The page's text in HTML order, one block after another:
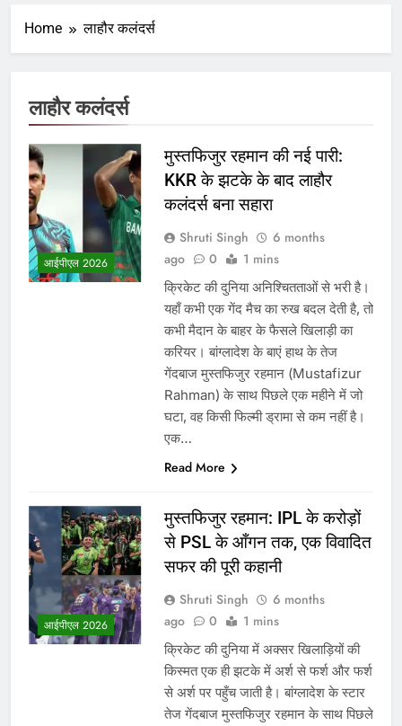
Home लाहौर कलंदर्स
लाहौर कलंदर्स
आईपीएल 2026
मुस्तफिजुर रहमान की नई पारी:
KKR के झटके के बाद लाहौर
कलंदर्स बना सहारा
Shruti Singh
6 months
ago
0 1 mins
क्रिकेट की दुनिया अनिश्चितताओं से भरी है।
यहाँ कभी एक गेंद मैच का रुख बदल देती है, तो
कभी मैदान के बाहर के फैसले खिलाड़ी का
करियर। बांग्लादेश के बाएं हाथ के तेज
गेंदबाज मुस्तफिजुर रहमान (Mustafizur
Rahman) के साथ पिछले एक महीने में जो
घटा, वह किसी फिल्मी ड्रामा से कम नहीं है।
एक…
Read More
आईपीएल 2026
मुस्तफिजुर रहमान: IPL के करोड़ों
से PSL के आँगन तक, एक विवादित
सफर की पूरी कहानी
Shruti Singh
6 months
ago
0 1 mins
क्रिकेट की दुनिया में अक्सर खिलाड़ियों की
किस्मत एक ही झटके में अर्श से फर्श और फर्श
से अर्श पर पहुँच जाती है। बांग्लादेश के स्टार
तेज गेंदबाज मुस्तफिजुर रहमान के साथ पिछले